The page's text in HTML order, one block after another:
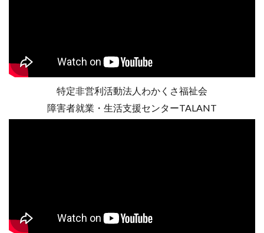
特定非営利活動法人わかくさ福祉会
障害者就業・生活支援センターTALANT